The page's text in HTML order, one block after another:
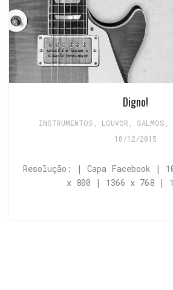
Digno!
INSTRUMENTOS LOUVOR SALMOS
18/12/2015
Resolução: | Capa Facebook |
x 800 | 1366 x 768 |